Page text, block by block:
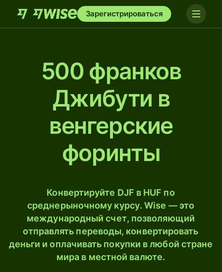
Зарегистрироваться
500 франков
Джибути в
венгерские
форинты
Конвертируйте DJF в HUF по
среднерыночному курсу. Wise — это
международный счет, позволяющий
отправлять переводы, конвертировать
деньги и оплачивать покупки в любой стране
мира в местной валюте.